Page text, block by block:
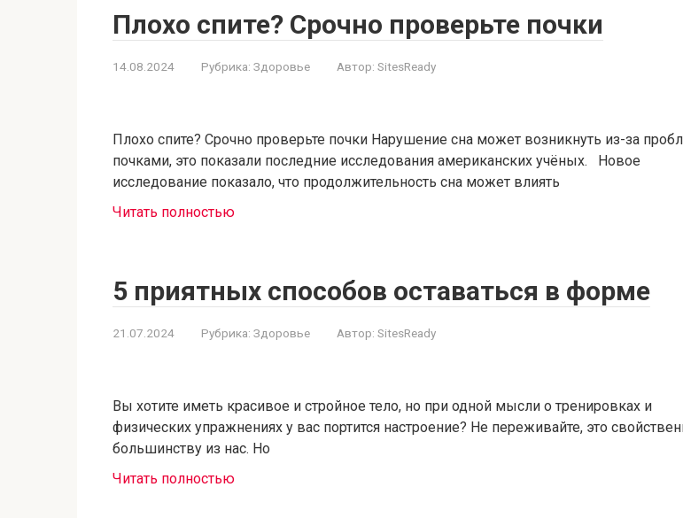
Плохо спите? Срочно проверьте почки
14.08.2024 Рубрика: Здоровье Автор: SitesReady
Плохо спите? Срочно проверьте почки Нарушение сна может возникнуть из-за
почками, это показали последние исследования американских учёных. Новое
исследование показало, что продолжительность сна может влиять
Читать полностью
5 приятных способов оставаться в форме
21.07.2024 Рубрика: Здоровье Автор: SitesReady
Вы хотите иметь красивое и стройное тело, но при одной мысли о тренировках и
физических упражнениях у вас портится настроение? Не переживайте, это
большинству из нас. Но
Читать полностью